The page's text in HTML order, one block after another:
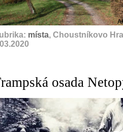
místa, Choustníkovo
osada